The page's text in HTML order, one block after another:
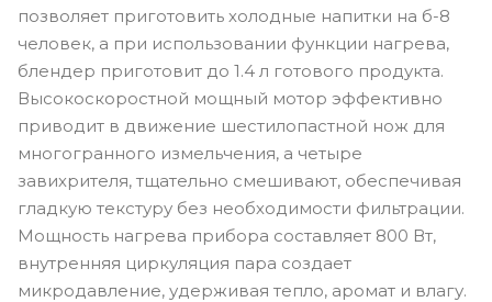
позволяет приготовить холодные напитки на б-8
человек, а при использовании функции нагрева,
блендер приготовит до 1.4 л готового продукта.
Высокоскоростной мощный мотор эффективно
приводит в движение шестилопастной нож для
многогранного измельчения, а четыре
завихрителя, тщательно смешивают, обеспечивая
гладкую текстуру без необходимости фильтрации.
Мощность нагрева прибора составляет 800 Вт,
внутренняя циркуляция пара создает
микродавление, удерживая тепло, аромат и влагу.